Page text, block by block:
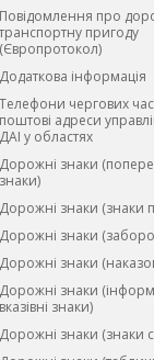
Повiдомлення про
транспортну пригоду
(Європротокол)
Додаткова інформація
Телефони чергових
поштові адреси
ДАІ у областях
Дорожні знаки
знаки)
Дорожні знаки (знаки
Дорожні знаки
Дорожні знаки
Дорожні знаки
вказівні знаки)
Дорожні знаки (знаки